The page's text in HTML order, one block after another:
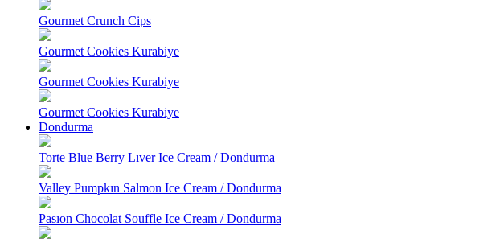
Gourmet Crunch Cips
Gourmet Cookies Kurabiye
Gourmet Cookies Kurabiye
Gourmet Cookies Kurabiye
Dondurma
Torte Blue Berry Lıver Ice Cream / Dondurma
Valley Pumpkın Salmon Ice Cream / Dondurma
Pasıon Chocolat Souffle Ice Cream / Dondurma